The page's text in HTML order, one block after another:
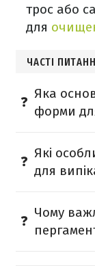
трос або
для
ЧАСТІ
Яка
форми
Які
для
Чому